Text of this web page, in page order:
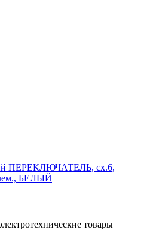
ПЕРЕКЛЮЧАТЕЛЬ, сх.6,
БЕЛЫЙ
товары